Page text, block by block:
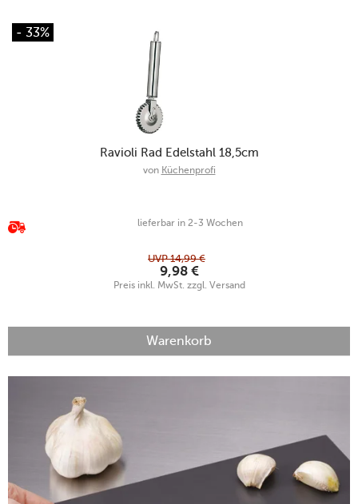
- 33%
Ravioli Rad Edelstahl 18,5cm
von Küchenprofi
lieferbar in 2-3 Wochen
UVP14,99 €
9,98 €
Preis inkl. MwSt. zzgl. Versand
Warenkorb